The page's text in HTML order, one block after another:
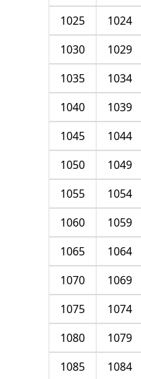
1024
1025
1029
1030
1034
1035
1039
1040
1044
1045
1049
1050
1054
1055
1059
1060
1064
1065
1069
1070
1074
1075
1079
1080
1084
1085